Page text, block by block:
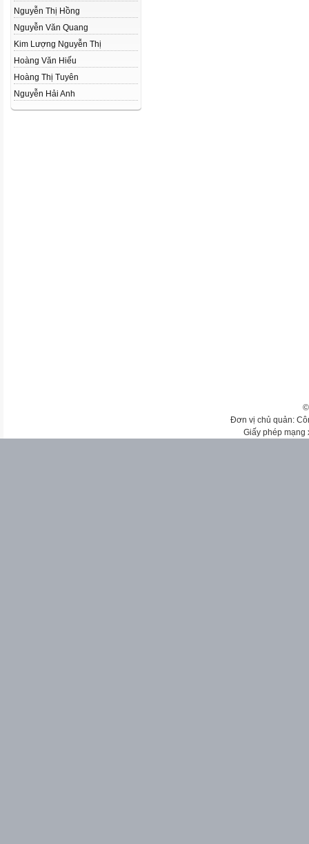
Nguyễn Thị Hồng
Nguyễn Văn Quang
Kim Lượng Nguyễn Thị
Hoàng Văn Hiếu
Hoàng Thị Tuyên
Nguyễn Hải Anh
Đơn vị chủ quản:
Giấy phép mạng